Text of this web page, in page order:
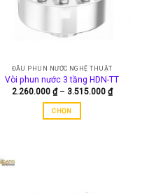
tùy
chọn
chọn
trên
sản
ĐẦU PHUN NƯỚC NGHỆ THUẬT
Vòi phun nước 3 tầng HDN-TT
2.260.000 ₫ – 3.515.000 ₫Khoảng
giá:
CHỌN